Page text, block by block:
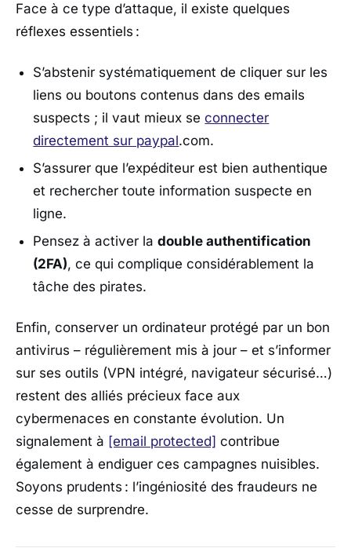
Face à ce type d’attaque, il existe quelques
réflexes essentiels :
S’abstenir systématiquement de cliquer sur les
liens ou boutons contenus dans des emails
suspects ; il vaut mieux seconnecter
directement sur paypal.com.
S’assurer que l’expéditeur est bien authentique
et rechercher toute information suspecte en
ligne.
Pensez à activer ladouble authentification
(2FA), ce qui complique considérablement la
tâche des pirates.
Enfin, conserver un ordinateur protégé par un bon
antivirus – régulièrement mis à jour – et s’informer
sur ses outils (VPN intégré, navigateur sécurisé…)
restent des alliés précieux face aux
cybermenaces en constante évolution. Un
signalement à [email protected] contribue
également à endiguer ces campagnes nuisibles.
Soyons prudents : l’ingéniosité des fraudeurs ne
cesse de surprendre.